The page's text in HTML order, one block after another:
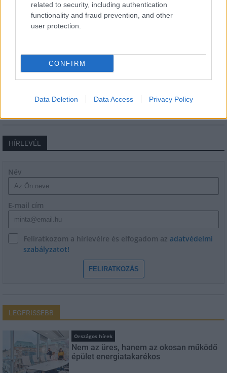
related to security, including authentication
functionality and fraud prevention, and other
user protection.
CONFIRM
Data Deletion Data Access Privacy Policy
Újragondolják Lipótváros rejtett, zöld
parkját
Történelmi táj, amelynek minden köve
mesél – megújul a tatai Angolkert
HÍRLEVÉL
Név
E-mail cím
Feliratkozom a hírlevélre és elfogadom az adatvédelmi
szabályzatot!
FELIRATKOZÁS
LEGFRISSEBB
Országos hírek
Nem az üres, hanem az okosan működő
épület energiatakarékos